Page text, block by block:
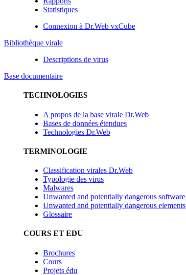
Statistiques
Connexion à Dr.Web vxCube
Bibliothèque virale
Descriptions de virus
Base documentaire
TECHNOLOGIES
A propos de la base virale Dr.Web
Bases de données étendues
Technologies Dr.Web
TERMINOLOGIE
Classification virales Dr.Web
Typologie des virus
Malwares
Unwanted and potentially dangerous software
Unwanted and potentially dangerous elements
Glossaire
COURS ET EDU
Brochures
Cours
Projets édu